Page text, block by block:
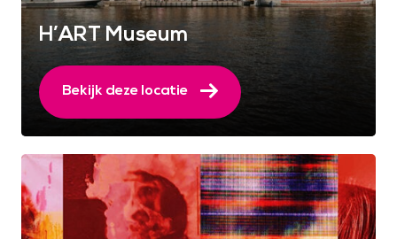
H’ART Museum
Bekijk deze locatie